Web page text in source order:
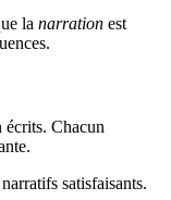
la narration est
écrits. Chacun
satisfaisants.